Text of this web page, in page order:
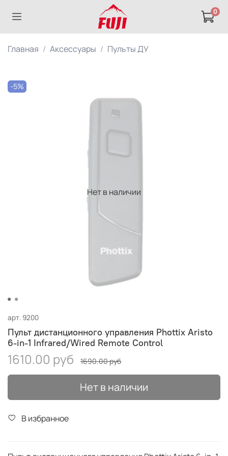
0
Главная Аксессуары Пульты ДУ
Нет в наличии
-5%
арт. 9200
Пульт дистанционного управления Phottix Aristo
6-in-1 Infrared/Wired Remote Control
1610.00 руб 1690.00 руб
Нет в наличии
В избранное